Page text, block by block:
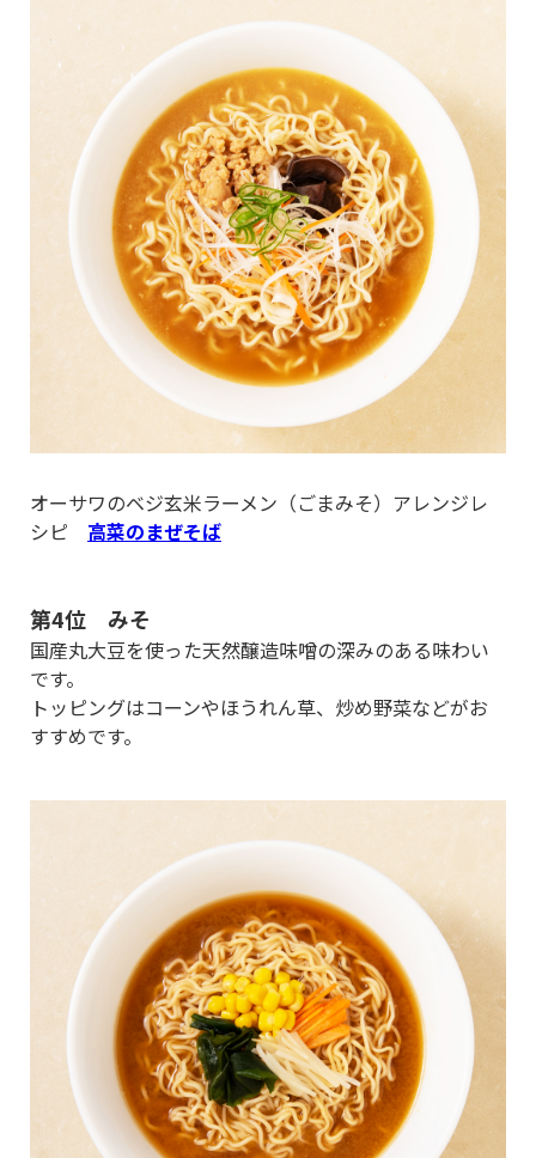
オーサワのベジ玄米ラーメン（ごまみそ）アレンジレ
シピ 高菜のまぜそば
第4位 みそ
国産丸大豆を使った天然醸造味噌の深みのある味わい
です。
トッピングはコーンやほうれん草、炒め野菜などがお
すすめです。